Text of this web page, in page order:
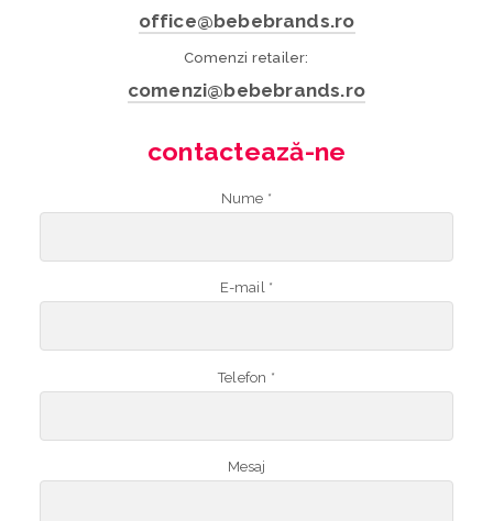
office@bebebrands.ro
Comenzi retailer:
comenzi@bebebrands.ro
contactează-ne
Nume *
E-mail *
Telefon *
Mesaj